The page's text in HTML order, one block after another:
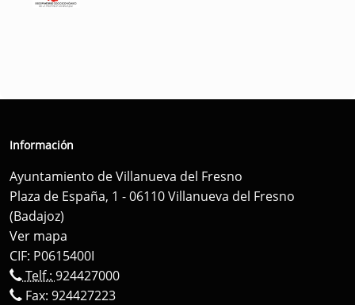
Información
Ayuntamiento de Villanueva del Fresno
Plaza de España, 1 - 06110 Villanueva del Fresno
(Badajoz)
Ver mapa
CIF: P0615400I
Telf.: 924427000
Fax: 924427223